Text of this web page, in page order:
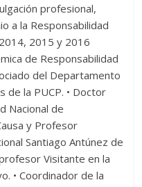
profesional,
a la Responsabilidad
2015 y 2016
de Responsabilidad
del Departamento
de la PUCP. • Doctor
Nacional de
y Profesor
Santiago Antúnez de
Visitante en la
• Coordinador de la